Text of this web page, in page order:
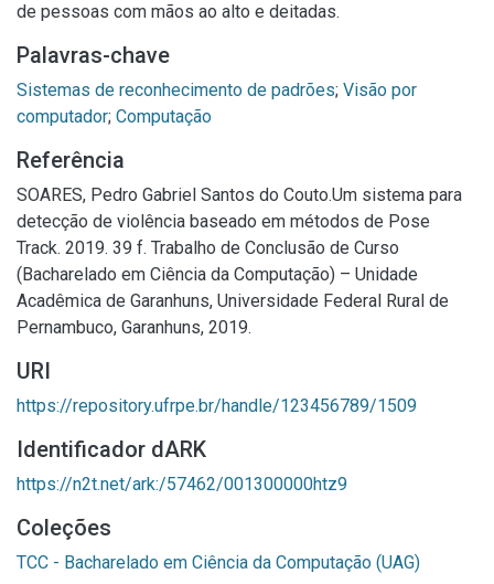
de pessoas com mãos ao alto e deitadas.
Palavras-chave
Sistemas de reconhecimento de padrões; Visão por
computador; Computação
Referência
SOARES, Pedro Gabriel Santos do Couto.Um sistema para
detecção de violência baseado em métodos de Pose
Track. 2019. 39 f. Trabalho de Conclusão de Curso
(Bacharelado em Ciência da Computação) – Unidade
Acadêmica de Garanhuns, Universidade Federal Rural de
Pernambuco, Garanhuns, 2019.
URI
https://repository.ufrpe.br/handle/123456789/1509
Identificador dARK
https://n2t.net/ark:/57462/001300000htz9
Coleções
TCC - Bacharelado em Ciência da Computação (UAG)